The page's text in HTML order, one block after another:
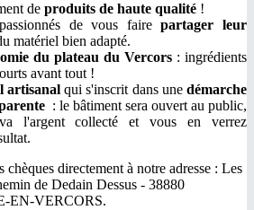
de produits de haute qualité !
de vous fairepartager leur
matériel bien adapté.
du plateau du Vercors : ingrédients
avant tout !
artisanalqui s'inscrit dans une démarche
: le bâtiment sera ouvert au public,
l'argent collecté et vous en verrez
chèques directement à notre adresse : Les
de Dedain Dessus - 38880
EN-VERCORS.